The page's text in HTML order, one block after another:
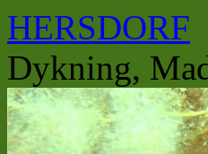
HERSDORF
Dykning,